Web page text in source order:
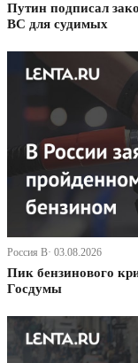
Путин подписал
ВС для судимых
Россия В· 03.08.2026
Пик бензинового
Госдумы